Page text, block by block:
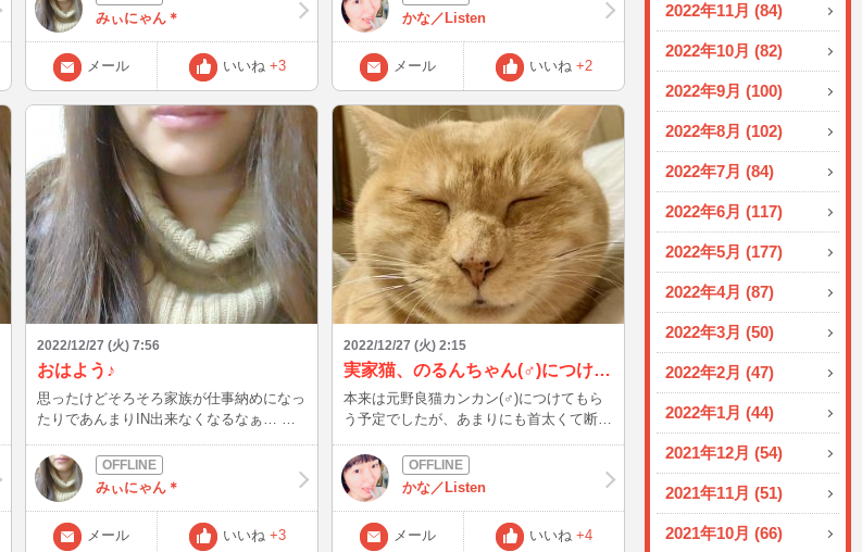
2022年11月 (84)
2022年10月 (82)
2022年9月 (100)
2022年8月 (102)
2022年7月 (84)
2022年6月 (117)
2022年5月 (177)
2022年4月 (87)
2022年3月 (50)
2022年2月 (47)
2022年1月 (44)
2021年12月 (54)
2021年11月 (51)
2021年10月 (66)
みぃにゃん見つけてくれて嬉しかったなぁ
♪ 明日はみぃにゃんが仕事納め〜 体調良
くないけど頑張らないと…
みぃにゃん＊
メール いいね +3
どこのうちの猫も、そんなもんだと。 目
を離した隙に使ったので、使う瞬間は見れ
ませんでしたが･･･。 使ってくれて良かっ
た♪
かな／Listen
メール いいね +2
2022/12/27 (火) 7:56
おはよう♪
思ったけどそろそろ家族が仕事納めになっ
たりであんまりIN出来なくなるなぁ… 今
合えばよろしくね〜♪ 多分明日で年内最後
になりそう…みぃにゃん＊
メール いいね +3
2022/12/27 (火) 2:15
実家猫、のるんちゃん(♂)につけてもらいました！
本来は元野良猫カンカン(♂)につけてもら
う予定でしたが、あまりにも首太くて断念
てただけあって、その太さはまるで丸太。
のるんちゃん、首輪外れてたしちょうどい
いかなと思って…！ 東日本大震災の翌年
来たから、今年で10歳。 こうやって見る
と、おじさんですなぁ（笑） って、この
かな／Listen
メール いいね +4